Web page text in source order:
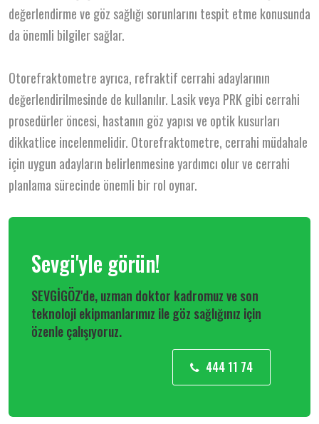
değerlendirme ve göz sağlığı sorunlarını tespit etme konusunda
da önemli bilgiler sağlar.
Otorefraktometre ayrıca, refraktif cerrahi adaylarının
değerlendirilmesinde de kullanılır. Lasik veya PRK gibi cerrahi
prosedürler öncesi, hastanın göz yapısı ve optik kusurları
dikkatlice incelenmelidir. Otorefraktometre, cerrahi müdahale
için uygun adayların belirlenmesine yardımcı olur ve cerrahi
planlama sürecinde önemli bir rol oynar.
Sevgi'yle görün!
SEVGİGÖZ'de, uzman doktor kadromuz ve son
teknoloji ekipmanlarımız ile göz sağlığınız için
özenle çalışıyoruz.
444 11 74